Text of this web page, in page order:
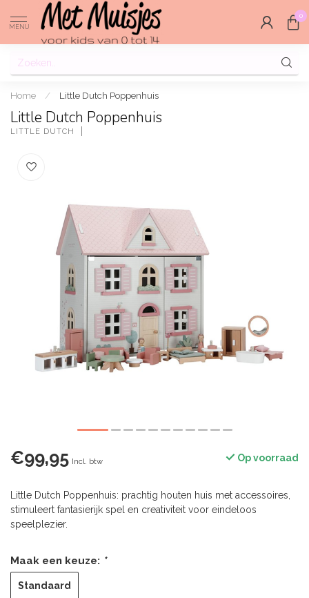
MENU
0
Home / Little Dutch Poppenhuis
Little Dutch Poppenhuis
LITTLE DUTCH
€99,95 Incl. btw Op voorraad
Little Dutch Poppenhuis: prachtig houten huis met accessoires,
stimuleert fantasierijk spel en creativiteit voor eindeloos
speelplezier.
Maak een keuze: *
Standaard